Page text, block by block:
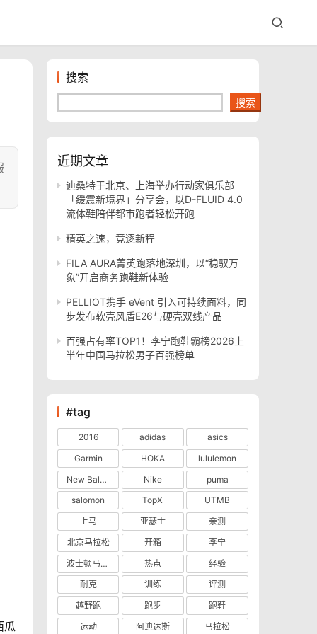
瓜
搜索
搜索
近期文章
迪桑特于北京、上海举办行动家俱乐部
「缓震新境界」分享会，以D-FLUID 4.0
流体鞋陪伴都市跑者轻松开跑
精英之速，竞逐新程
FILA AURA菁英跑落地深圳，以“稳驭万
象”开启商务跑鞋新体验
PELLIOT携手 eVent 引入可持续面料，同
步发布软壳风盾E26与硬壳双线产品
百强占有率TOP1！李宁跑鞋霸榜2026上
半年中国马拉松男子百强榜单
#tag
2016 adidas
asics
Garmin
HOKA
lululemon
New Balance
Nike
puma
salomon
TopX
UTMB
上马
亚瑟士
亲测
北京马拉松
开箱
李宁
波士顿马拉松
热点
经验
耐克
训练
评测
越野跑
跑步
跑鞋
运动
阿迪达斯 马拉松